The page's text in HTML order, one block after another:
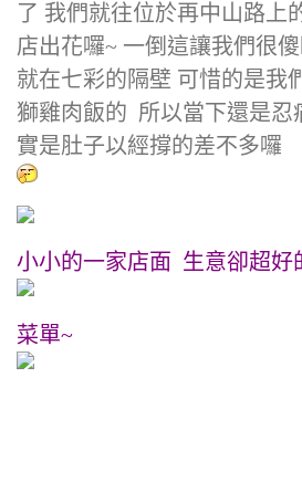
了 我們就往位於再中山路上
店出花囉~ 一倒這讓我們很
就在七彩的隔壁 可惜的是我
獅雞肉飯的 所以當下還是忍
實是肚子以經撐的差不多囉
小小的一家店面 生意卻超好
菜單~